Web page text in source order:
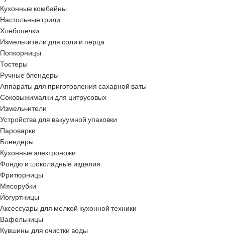
Кухонные комбайны
Настольные грили
Хлебопечки
Измельчители для соли и перца
Попкорницы
Тостеры
Ручные блендеры
Аппараты для приготовления сахарной ваты
Соковыжималки для цитрусовых
Измельчители
Устройства для вакуумной упаковки
Пароварки
Блендеры
Кухонные электроножи
Фондю и шоколадные изделия
Фритюрницы
Мясорубки
Йогуртницы
Аксессуары для мелкой кухонной техники
Вафельницы
Кувшины для очистки воды